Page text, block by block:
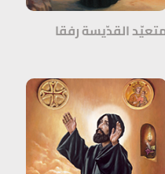
القدّيسة رفقا